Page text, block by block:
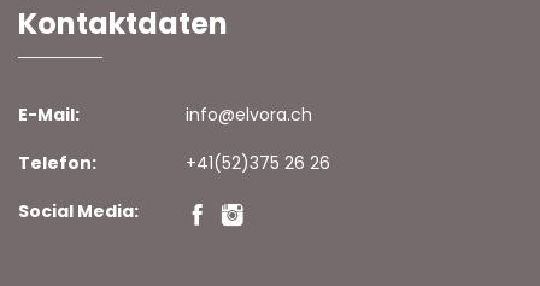
Kontaktdaten
E-Mail:
info@elvora.ch
Telefon:
+41(52)375 26 26
Social Media: